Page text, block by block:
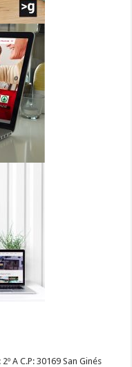
A C.P: 30169 San Ginés